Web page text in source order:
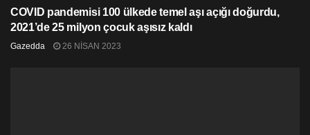
COVID pandemisi 100 ülkede temel aşı açığı doğurdu,
2021’de 25 milyon çocuk aşısız kaldı
Gazedda 26 NISAN 2023